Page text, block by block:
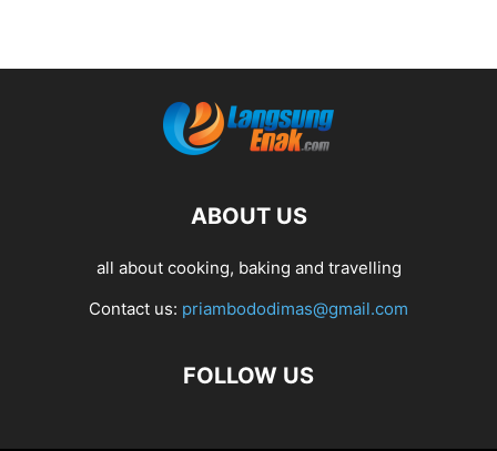
ABOUT US
all about cooking, baking and travelling
Contact us: priambododimas@gmail.com
FOLLOW US